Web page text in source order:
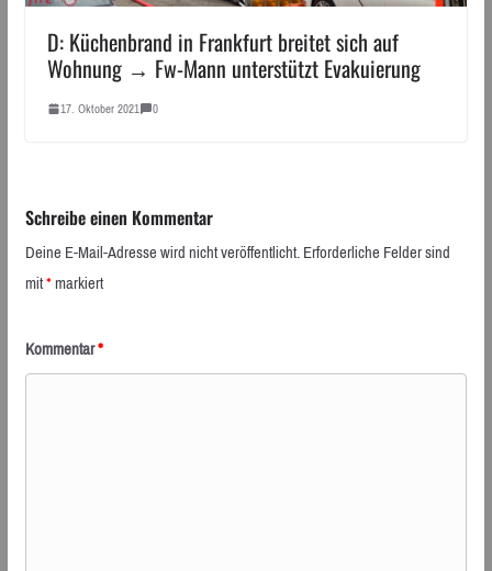
D: Küchenbrand in Frankfurt breitet sich auf
Wohnung → Fw-Mann unterstützt Evakuierung
17. Oktober 2021 0
Schreibe einen Kommentar
Deine E-Mail-Adresse wird nicht veröffentlicht.Erforderliche Felder sind
mit*markiert
Kommentar*